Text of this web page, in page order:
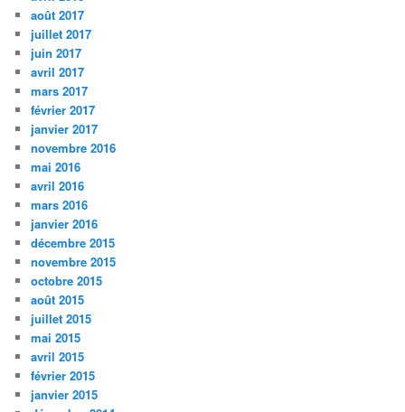
août 2017
juillet 2017
juin 2017
avril 2017
mars 2017
février 2017
janvier 2017
novembre 2016
mai 2016
avril 2016
mars 2016
janvier 2016
décembre 2015
novembre 2015
octobre 2015
août 2015
juillet 2015
mai 2015
avril 2015
février 2015
janvier 2015